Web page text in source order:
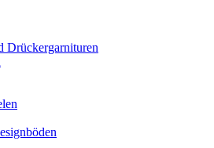
Drückergarnituren